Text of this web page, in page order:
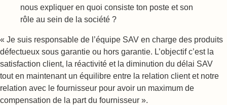
nous expliquer en quoi consiste ton poste et son
rôle au sein de la société ?
« Je suis responsable de l’équipe SAV en charge des produits
défectueux sous garantie ou hors garantie. L’objectif c’est la
satisfaction client, la réactivité et la diminution du délai SAV
tout en maintenant un équilibre entre la relation client et notre
relation avec le fournisseur pour avoir un maximum de
compensation de la part du fournisseur ».